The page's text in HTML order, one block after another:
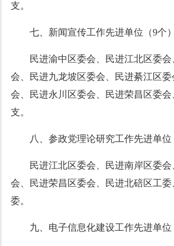
支。
七、新闻宣传工作先进单位（9个）
民进渝中区委会、民进江北区委
会、民进九龙坡区委会、民进綦江区
会、民进永川区委会、民进荣昌区委会
支。
八、参政党理论研究工作先进单位
民进江北区委会、民进南岸区委
会、民进荣昌区委会、民进北碚区工委
委。
九、电子信息化建设工作先进单位